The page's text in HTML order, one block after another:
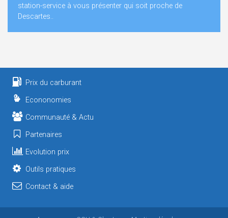
station-service à vous présenter qui soit proche de
Descartes..
Prix du carburant
Econonomies
Communauté & Actu
Partenaires
Evolution prix
Outils pratiques
Contact & aide